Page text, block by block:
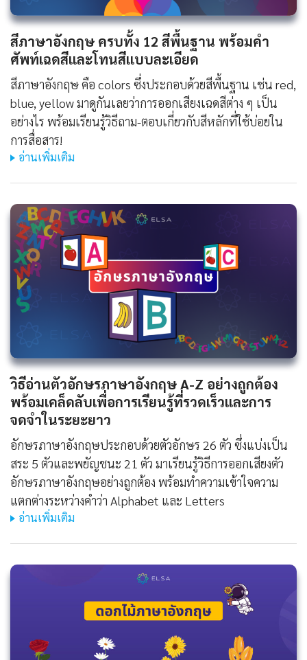
สีภาษาอังกฤษ ครบทั้ง 12 สีพื้นฐาน พร้อมคำ
ศัพท์เฉดสีและโทนสีแบบละเอียด
สีภาษาอังกฤษ คือ colors ซึ่งประกอบด้วยสีพื้นฐาน เช่น red,
blue, yellow มาดูกันเลยว่าการออกเสียงเฉดสีต่าง ๆ เป็น
อย่างไร พร้อมเรียนรู้วิธีถาม-ตอบเกี่ยวกับสีหลักที่ใช้บ่อยใน
การสื่อสาร!
อ่านเพิ่มเติม
วิธีอ่านตัวอักษรภาษาอังกฤษ A-Z อย่างถูกต้อง
พร้อมเคล็ดลับเพื่อการเรียนรู้ที่รวดเร็วและการ
จดจำในระยะยาว
อักษรภาษาอังกฤษประกอบด้วยตัวอักษร 26 ตัว ซึ่งแบ่งเป็น
สระ 5 ตัวและพยัญชนะ 21 ตัว มาเรียนรู้วิธีการออกเสียงตัว
อักษรภาษาอังกฤษอย่างถูกต้อง พร้อมทำความเข้าใจความ
แตกต่างระหว่างคำว่า Alphabet และ Letters
อ่านเพิ่มเติม